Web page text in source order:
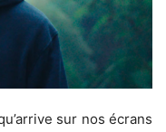
sur nos écrans